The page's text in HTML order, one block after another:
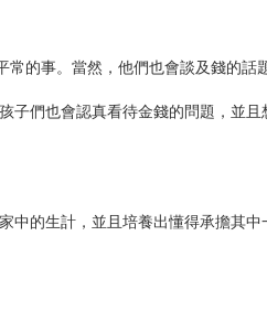
的事。當然，他們也會談及錢的話題
子們也會認真看待金錢的問題，並且
中的生計，並且培養出懂得承擔其